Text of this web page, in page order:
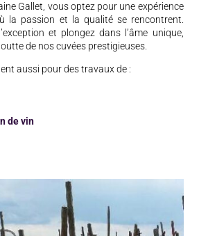
Gallet, vous optez pour une expérience
la passion et la qualité se rencontrent.
et plongez dans l’âme unique,
de nos cuvées prestigieuses.
aussi pour des travaux de :
de vin